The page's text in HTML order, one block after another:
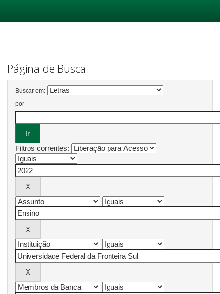
Página de Busca
Buscar em:
por
Filtros correntes: